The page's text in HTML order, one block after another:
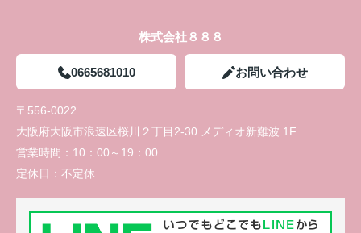
株式会社８８８
0665681010 お問い合わせ
〒556-0022
大阪府大阪市浪速区桜川２丁目2-30 メディオ新難波 1F
営業時間： 10：00～19：00
定休日： 不定休